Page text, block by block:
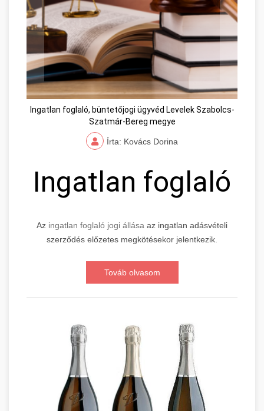
Ingatlan foglaló, büntetőjogi ügyvéd Levelek Szabolcs-
Szatmár-Bereg megye
Írta: Kovács Dorina
Ingatlan foglaló
Az ingatlan foglaló jogi állása az ingatlan adásvételi
szerződés előzetes megkötésekor jelentkezik.
Továb olvasom